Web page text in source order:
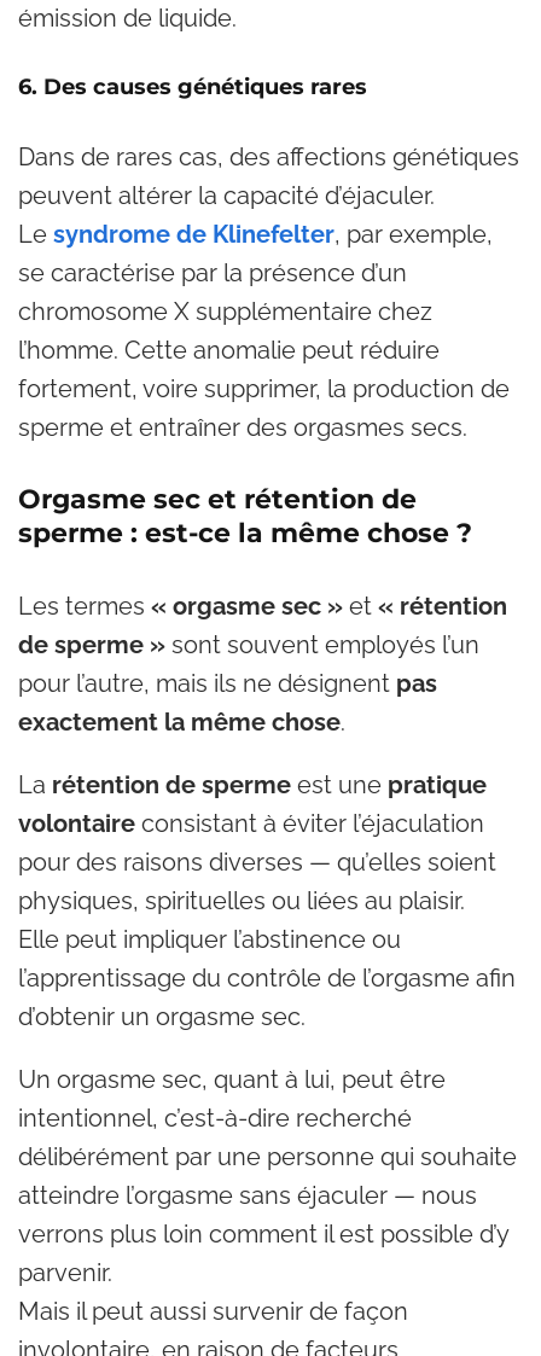
émission de liquide.
6. Des causes génétiques rares
Dans de rares cas, des affections génétiques
peuvent altérer la capacité d’éjaculer.
Le syndrome de Klinefelter, par exemple,
se caractérise par la présence d’un
chromosome X supplémentaire chez
l’homme. Cette anomalie peut réduire
fortement, voire supprimer, la production de
sperme et entraîner des orgasmes secs.
Orgasme sec et rétention de
sperme : est-ce la même chose ?
Les termes « orgasme sec » et « rétention
de sperme » sont souvent employés l’un
pour l’autre, mais ils ne désignent pas
exactement la même chose.
La rétention de sperme est une pratique
volontaire consistant à éviter l’éjaculation
pour des raisons diverses — qu’elles soient
physiques, spirituelles ou liées au plaisir.
Elle peut impliquer l’abstinence ou
l’apprentissage du contrôle de l’orgasme afin
d’obtenir un orgasme sec.
Un orgasme sec, quant à lui, peut être
intentionnel, c’est-à-dire recherché
délibérément par une personne qui souhaite
atteindre l’orgasme sans éjaculer — nous
verrons plus loin comment il est possible d’y
parvenir.
Mais il peut aussi survenir de façon
involontaire, en raison de facteurs